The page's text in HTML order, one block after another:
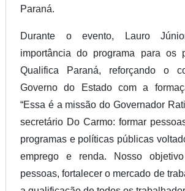
Paraná.
Durante o evento, Lauro
importância do programa para os
Qualifica Paraná, reforçando o
Governo do Estado com a
“Essa é a missão do Governador
secretário Do Carmo: formar
programas e políticas públicas
emprego e renda. Nosso
pessoas, fortalecer o mercado de